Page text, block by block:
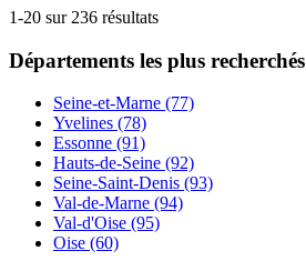
1-20 sur 236 résultats
Départements les plus recherchés
Seine-et-Marne (77)
Yvelines (78)
Essonne (91)
Hauts-de-Seine (92)
Seine-Saint-Denis (93)
Val-de-Marne (94)
Val-d'Oise (95)
Oise (60)